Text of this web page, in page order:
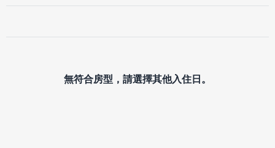
無符合房型，請選擇其他入住日。